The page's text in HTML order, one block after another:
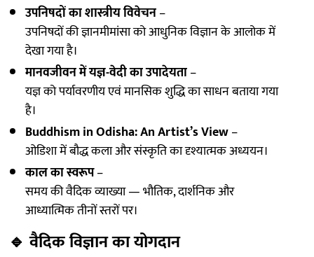
उपनिषदों का शास्त्रीय विवेचन–
उपनिषदों की ज्ञानमीमांसा को आधुनिक विज्ञान के आलोक में
देखा गया है।
मानवजीवन में यज्ञ-वेदी का उपादेयता–
यज्ञ को पर्यावरणीय एवं मानसिक शुद्धि का साधन बताया गया
है।
Buddhism in Odisha: An Artist’s View–
ओडिशा में बौद्ध कला और संस्कृति का दृश्यात्मक अध्ययन।
काल का स्वरूप–
समय की वैदिक व्याख्या — भौतिक, दार्शनिक और
आध्यात्मिक तीनों स्तरों पर।
🔹वैदिक विज्ञान का योगदान